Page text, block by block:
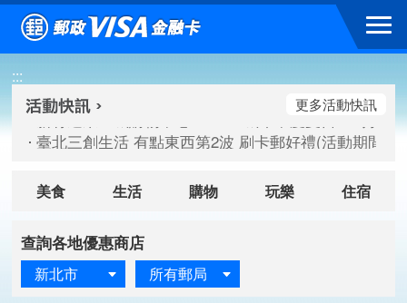
跳到主要內容區塊
:::
新竹遠東巨城購物中心 2026巨城年中慶夏日BIG好刷(
桃園大江國際購物中心 好饗去大江檔期(活動期間：
新竹遠東巨城購物中心 2026巨城年中慶夏日BIG好刷(
臺北三創生活 有點東西第2波 刷卡郵好禮(活動期間：
更多活動快訊
美食 生活 購物 玩樂 住宿
查詢各地優惠商店
新北市 所有郵局